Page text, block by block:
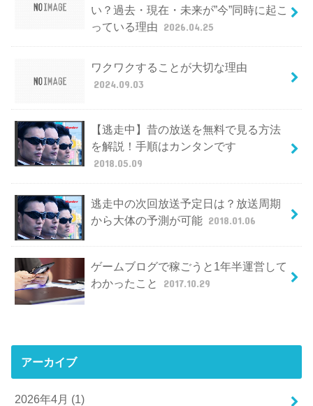
い？過去・現在・未来が”今”同時に起こ
っている理由 2026.04.25
ワクワクすることが大切な理由
2024.09.03
【逃走中】昔の放送を無料で見る方法
を解説！手順はカンタンです
2018.05.09
逃走中の次回放送予定日は？放送周期
から大体の予測が可能 2018.01.06
ゲームブログで稼ごうと1年半運営して
わかったこと
2017.10.29
アーカイブ
2026年4月 (1)